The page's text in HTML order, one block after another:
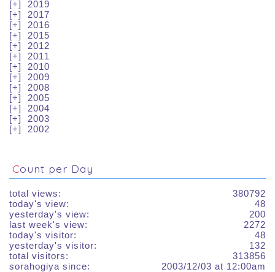
2019
2017
2016
2015
2012
2011
2010
2009
2008
2005
2004
2003
2002
Count per Day
380792
total views:
48
today's view:
200
yesterday's view:
2272
last week's view:
48
today's visitor:
132
yesterday's visitor:
313856
total visitors:
2003/12/03 at 12:00am
sorahogiya since: